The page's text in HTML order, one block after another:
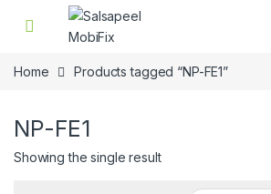
Skip to navigation
Skip to content
Home Products tagged “NP-FE1”
NP-FE1
Showing the single result